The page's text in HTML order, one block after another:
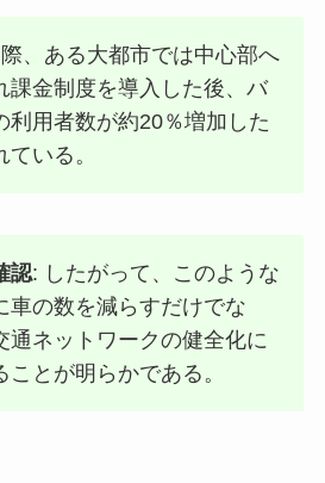
、ある大都市では中心部へ
課金制度を導入した後、バ
利用者数が約20％増加した
ている。
認: したがって、このような
車の数を減らすだけでな
通ネットワークの健全化に
ことが明らかである。